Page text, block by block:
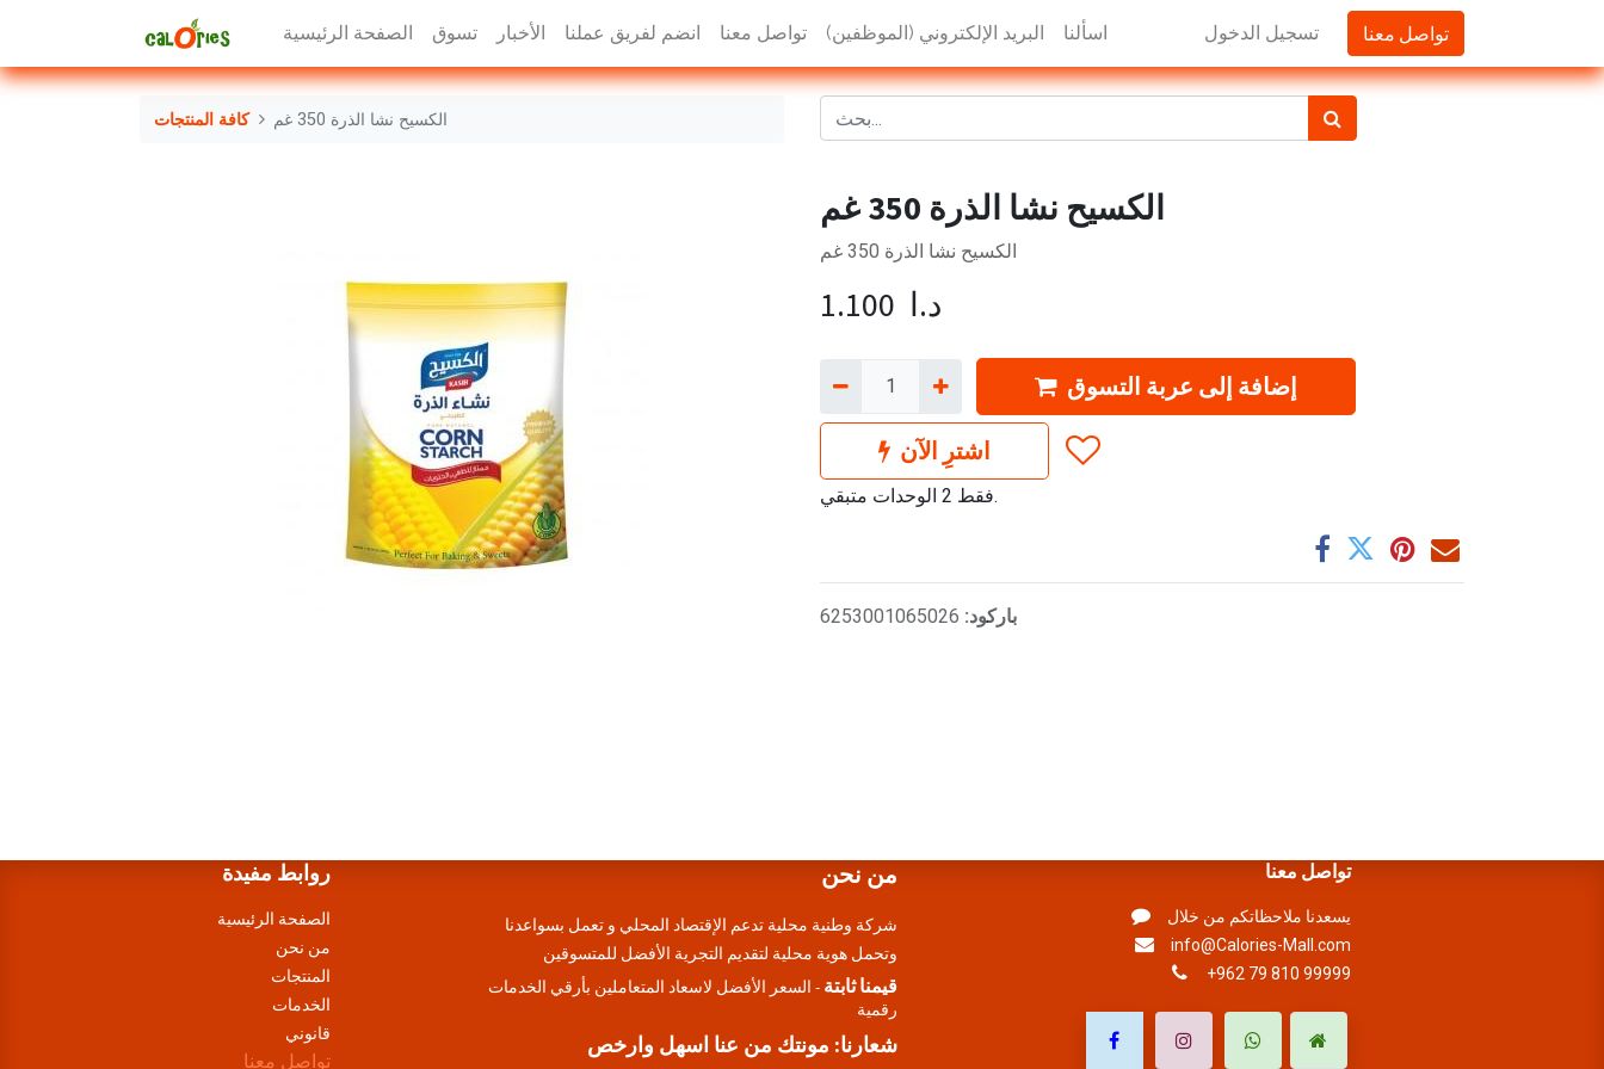
الصفحة الرئيسية تسوق الأخبار انضم لفريق عملنا تواصل معنا البريد الإلكتروني (الموظفين) اسألنا تسجيل الدخول تواصل معنا
كافة المنتجات الكسيح نشا الذرة 350 غم
الكسيح نشا الذرة 350 غم
الكسيح نشا الذرة 350 غم
1.100 د.ا
إضافة إلى عربة التسوق
اشترِ الآن
فقط 2 الوحدات متبقي.
باركود: 6253001065026
روابط مفيدة
الصفحة الرئيسية
من نحن
المنتجات
الخدمات
قانوني
تواصل معنا
من نحن
شركة وطنية محلية تدعم الإقتصاد المحلي و تعمل بسواعدنا
وتحمل هوية محلية لتقديم التجرية الأفضل للمتسوقين
قيمنا ثابتة - السعر الأفضل لاسعاد المتعاملين بأرقي الخدمات
رقمية
شعارنا: مونتك من عنا اسهل وارخص
تواصل معنا
يسعدنا ملاحظاتكم من خلال
info@Calories-Mall.com
+962 79 810 99999